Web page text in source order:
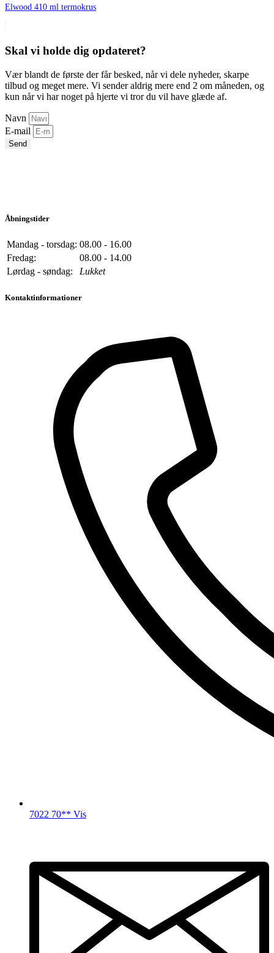
Elwood 410 ml termokrus
Skal vi holde dig opdateret?
Vær blandt de første der får besked, når vi dele nyheder, skarpe
tilbud og meget mere. Vi sender aldrig mere end 2 om måneden, og
kun når vi har noget på hjerte vi tror du vil have glæde af.
Navn
E-mail
Send
Åbningstider
Mandag - torsdag: 08.00 - 16.00
Fredag:
08.00 - 14.00
Lørdag - søndag:
Lukket
Kontaktinformationer
7022 70** Vis